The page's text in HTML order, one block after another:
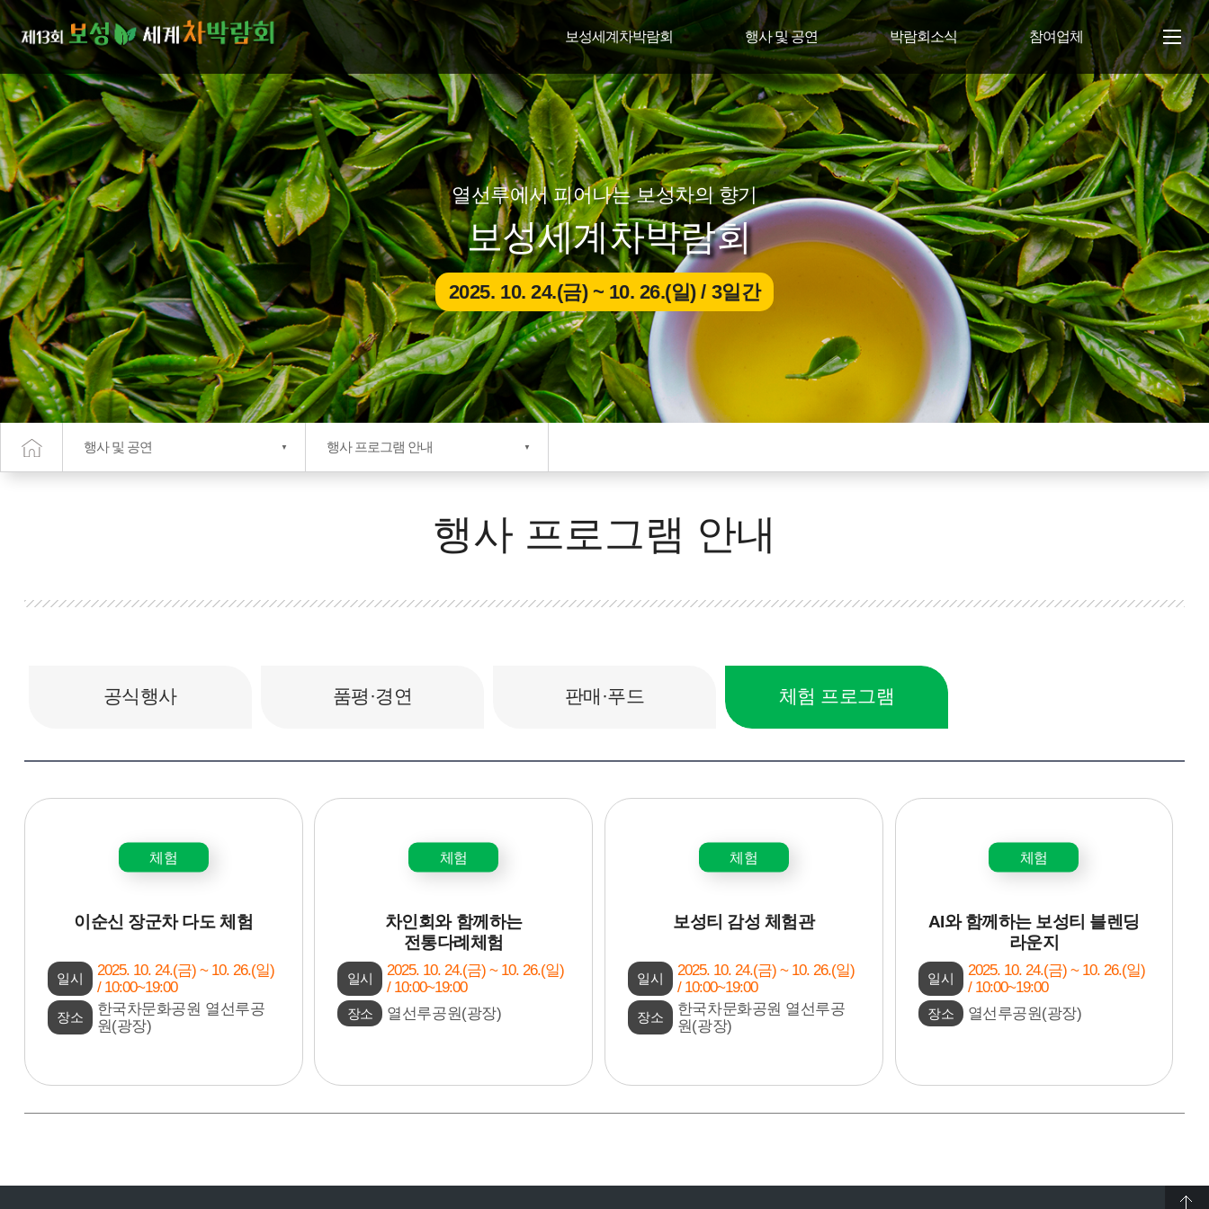
본문으로 바로가기
주메뉴 바로가기
보성세계차박람회
행사 및 공연 박람회소식 참여업체
열선루에서 피어나는 보성차의 향기
보성세계차박람회
2025. 10. 24.(금) ~ 10. 26.(일) / 3일간
행사 및 공연 행사 프로그램 안내
행사 프로그램 안내
공식행사 품평·경연 판매·푸드 체험 프로그램
체험
이순신 장군차 다도 체험
일시
2025. 10. 24.(금) ~ 10. 26.(일)
/ 10:00~19:00
장소
한국차문화공원 열선루공
원(광장)
체험
차인회와 함께하는
전통다례체험
일시
2025. 10. 24.(금) ~ 10. 26.(일)
/ 10:00~19:00
장소 열선루공원(광장)
체험
보성티 감성 체험관
일시
2025. 10. 24.(금) ~ 10. 26.(일)
/ 10:00~19:00
장소
한국차문화공원 열선루공
원(광장)
체험
AI와 함께하는 보성티 블렌딩
라운지
일시
2025. 10. 24.(금) ~ 10. 26.(일)
/ 10:00~19:00
장소 열선루공원(광장)